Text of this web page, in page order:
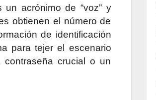
acrónimo de “voz” y
obtienen el número de
de identificación
para tejer el escenario
contraseña crucial o un